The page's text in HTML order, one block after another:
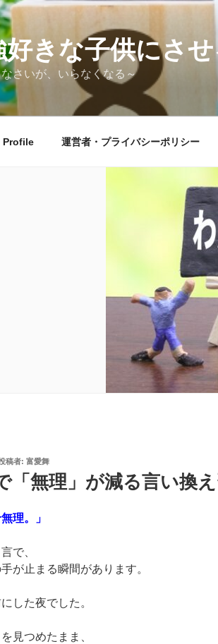
好きな子供にさ
なさいが、いらなくなる～
Profile 運営者・プライバシーポリシー
稿者: 富愛舞
「無理」が減る言い換
理。」
で、
が止まる瞬間があります。
した夜でした。
見つめたまま、